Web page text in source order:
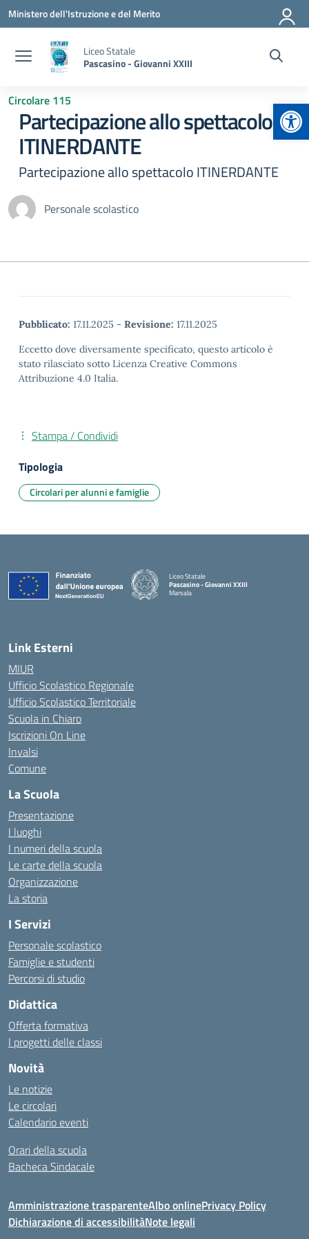
Vai ai contenuti
Vai al menu di navigazione
Vai al footer
Ministero dell'Istruzione e del Merito
Liceo Statale
Pascasino - Giovanni XXIII
Circolare 115
Partecipazione allo spettacolo
ITINERDANTE
Partecipazione allo spettacolo ITINERDANTE
Personale scolastico
Pubblicato: 17.11.2025 - Revisione: 17.11.2025
Eccetto dove diversamente specificato, questo articolo è
stato rilasciato sotto Licenza Creative Commons
Attribuzione 4.0 Italia.
Stampa / Condividi
Tipologia
Circolari per alunni e famiglie
Liceo Statale
Pascasino - Giovanni XXIII
Marsala
Link Esterni
MIUR
Ufficio Scolastico Regionale
Ufficio Scolastico Territoriale
Scuola in Chiaro
Iscrizioni On Line
Invalsi
Comune
La Scuola
Presentazione
I luoghi
I numeri della scuola
Le carte della scuola
Organizzazione
La storia
I Servizi
Personale scolastico
Famiglie e studenti
Percorsi di studio
Didattica
Offerta formativa
I progetti delle classi
Novità
Le notizie
Le circolari
Calendario eventi
Orari della scuola
Bacheca Sindacale
Amministrazione trasparenteAlbo onlinePrivacy Policy
Dichiarazione di accessibilitàNote legali